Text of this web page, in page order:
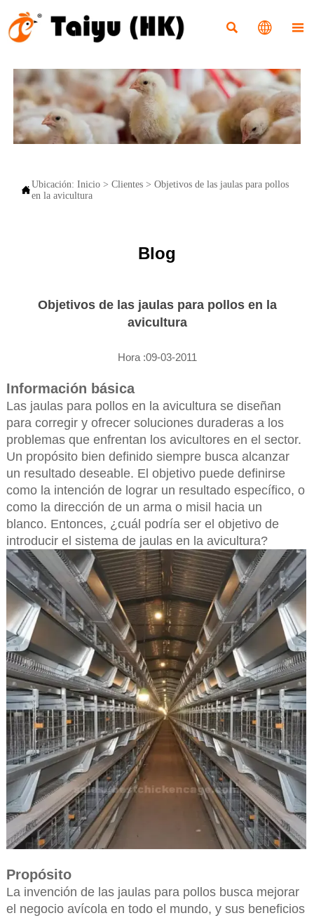
  
Ubicación: Inicio> Clientes> Objetivos de las jaulas para pollos
en la avicultura
Blog
Objetivos de las jaulas para pollos en la
avicultura
Hora :09-03-2011
Información básica
Las jaulas para pollos en la avicultura se diseñan
para corregir y ofrecer soluciones duraderas a los
problemas que enfrentan los avicultores en el sector.
Un propósito bien definido siempre busca alcanzar
un resultado deseable. El objetivo puede definirse
como la intención de lograr un resultado específico, o
como la dirección de un arma o misil hacia un
blanco. Entonces, ¿cuál podría ser el objetivo de
introducir el sistema de jaulas en la avicultura?
Propósito
La invención de las jaulas para pollos busca mejorar
el negocio avícola en todo el mundo, y sus beneficios